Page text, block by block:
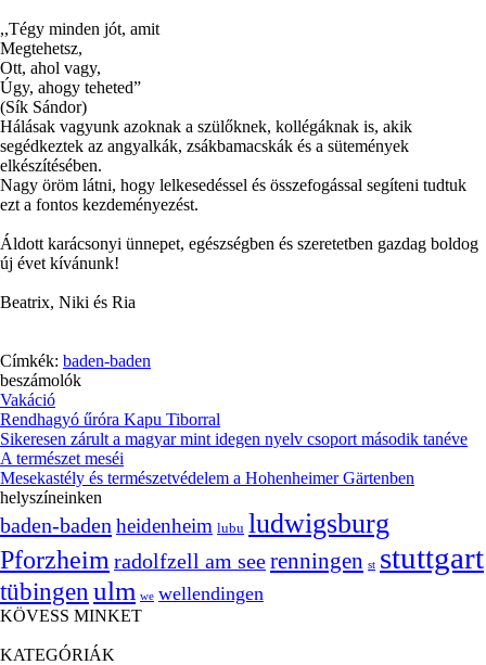
,,Tégy minden jót, amit
Megtehetsz,
Ott, ahol vagy,
Úgy, ahogy teheted”
(Sík Sándor)
Hálásak vagyunk azoknak a szülőknek, kollégáknak is, akik
segédkeztek az angyalkák, zsákbamacskák és a sütemények
elkészítésében.
Nagy öröm látni, hogy lelkesedéssel és összefogással segíteni tudtuk
ezt a fontos kezdeményezést.
Áldott karácsonyi ünnepet, egészségben és szeretetben gazdag boldog
új évet kívánunk!
Beatrix, Niki és Ria
Címkék: baden-baden
beszámolók
Vakáció
Rendhagyó űróra Kapu Tiborral
Sikeresen zárult a magyar mint idegen nyelv csoport második tanéve
A természet meséi
Mesekastély és természetvédelem a Hohenheimer Gärtenben
helyszíneinken
baden-baden heidenheim lubu ludwigsburg
Pforzheim radolfzell am seerenningen st stuttgart
tübingen ulm we wellendingen
KÖVESS MINKET
KATEGÓRIÁK